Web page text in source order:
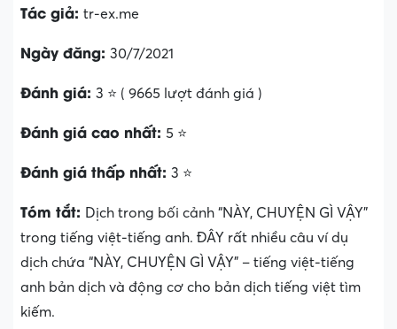
Tác giả: tr-ex.me
Ngày đăng: 30/7/2021
Đánh giá: 3 ⭐ ( 9665 lượt đánh giá )
Đánh giá cao nhất: 5 ⭐
Đánh giá thấp nhất: 3 ⭐
Tóm tắt: Dịch trong bối cảnh “NÀY, CHUYỆN GÌ VẬY”
trong tiếng việt-tiếng anh. ĐÂY rất nhiều câu ví dụ
dịch chứa “NÀY, CHUYỆN GÌ VẬY” – tiếng việt-tiếng
anh bản dịch và động cơ cho bản dịch tiếng việt tìm
kiếm.